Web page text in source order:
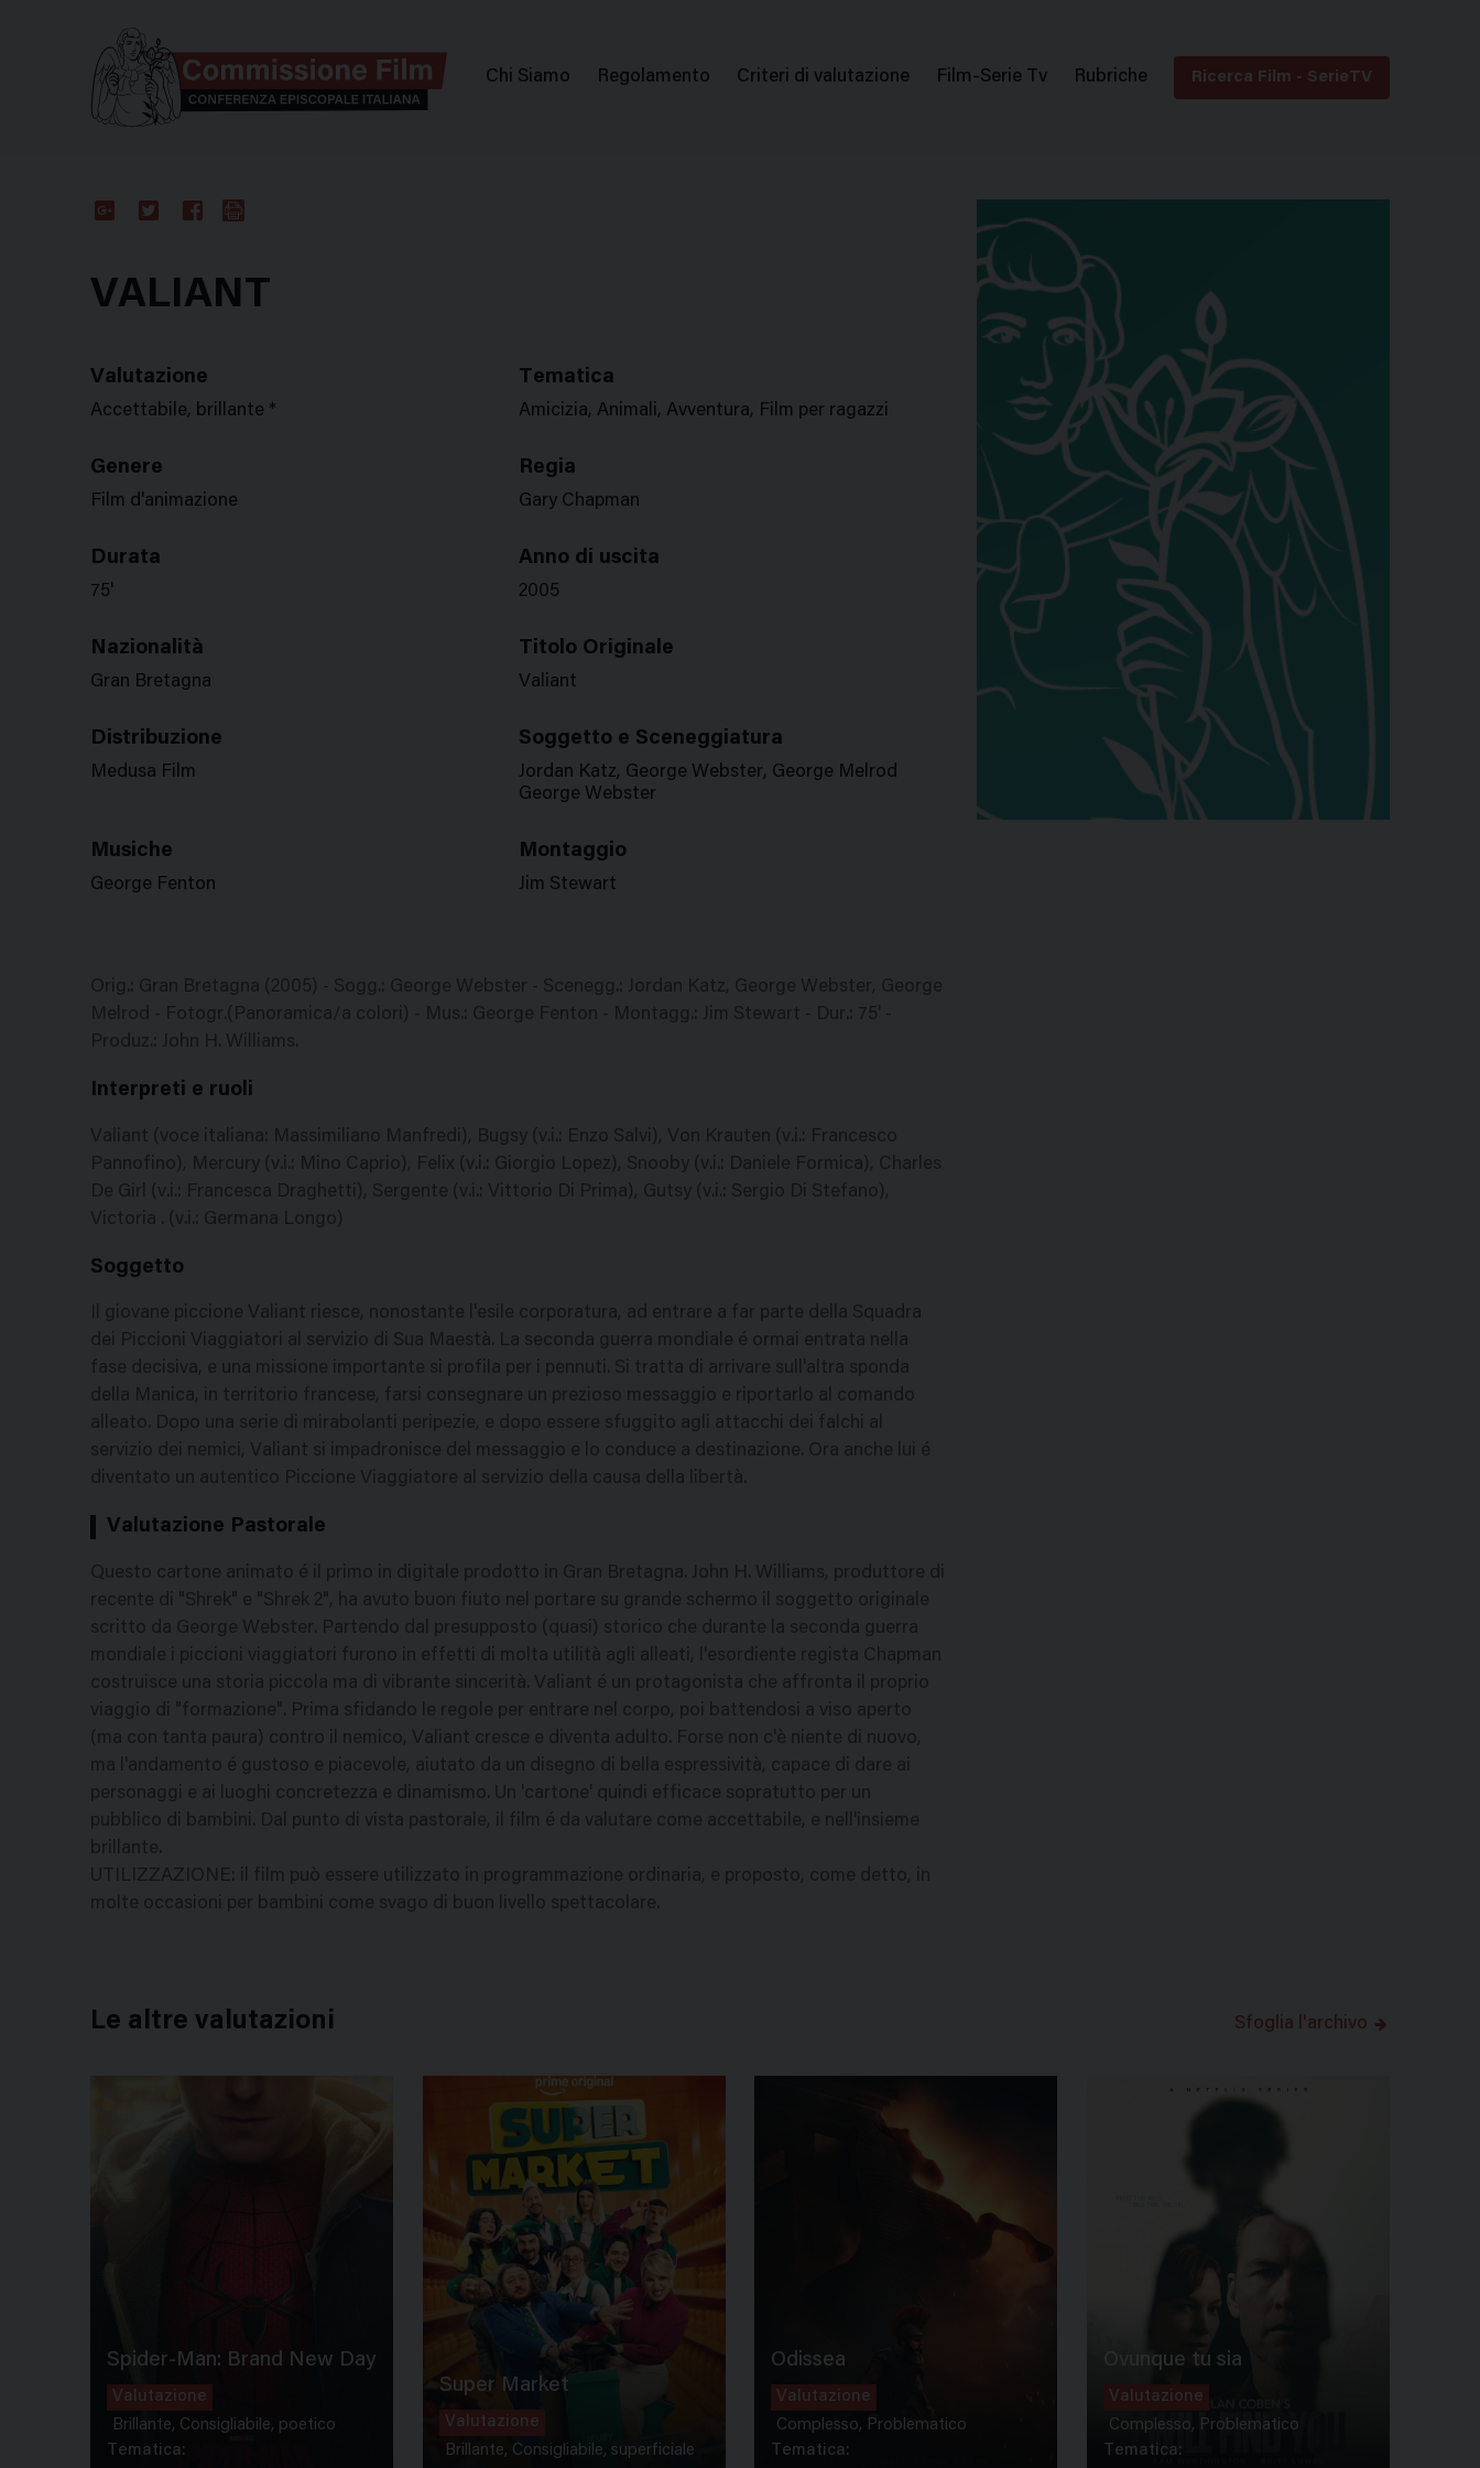
Menu
Chi Siamo Regolamento Criteri di valutazione Film-Serie Tv Rubriche Ricerca Film - SerieTV
VALIANT
Valutazione
Accettabile, brillante *
Tematica
Amicizia, Animali, Avventura, Film per ragazzi
Genere
Film d'animazione
Regia
Gary Chapman
Durata
75'
Anno di uscita
2005
Nazionalità
Gran Bretagna
Titolo Originale
Valiant
Distribuzione
Medusa Film
Soggetto e Sceneggiatura
Jordan Katz, George Webster, George Melrod
George Webster
Musiche
George Fenton
Montaggio
Jim Stewart
Orig.: Gran Bretagna (2005) - Sogg.: George Webster - Scenegg.: Jordan Katz, George Webster, George
Melrod - Fotogr.(Panoramica/a colori) - Mus.: George Fenton - Montagg.: Jim Stewart - Dur.: 75' -
Produz.: John H. Williams.
Interpreti e ruoli
Valiant (voce italiana: Massimiliano Manfredi), Bugsy (v.i.: Enzo Salvi), Von Krauten (v.i.: Francesco
Pannofino), Mercury (v.i.: Mino Caprio), Felix (v.i.: Giorgio Lopez), Snooby (v.i.: Daniele Formica), Charles
De Girl (v.i.: Francesca Draghetti), Sergente (v.i.: Vittorio Di Prima), Gutsy (v.i.: Sergio Di Stefano),
Victoria . (v.i.: Germana Longo)
Soggetto
Il giovane piccione Valiant riesce, nonostante l'esile corporatura, ad entrare a far parte della Squadra
dei Piccioni Viaggiatori al servizio di Sua Maestà. La seconda guerra mondiale é ormai entrata nella
fase decisiva, e una missione importante si profila per i pennuti. Si tratta di arrivare sull'altra sponda
della Manica, in territorio francese, farsi consegnare un prezioso messaggio e riportarlo al comando
alleato. Dopo una serie di mirabolanti peripezie, e dopo essere sfuggito agli attacchi dei falchi al
servizio dei nemici, Valiant si impadronisce del messaggio e lo conduce a destinazione. Ora anche lui é
diventato un autentico Piccione Viaggiatore al servizio della causa della libertà.
Valutazione Pastorale
Questo cartone animato é il primo in digitale prodotto in Gran Bretagna. John H. Williams, produttore di
recente di "Shrek" e "Shrek 2", ha avuto buon fiuto nel portare su grande schermo il soggetto originale
scritto da George Webster. Partendo dal presupposto (quasi) storico che durante la seconda guerra
mondiale i piccioni viaggiatori furono in effetti di molta utilità agli alleati, l'esordiente regista Chapman
costruisce una storia piccola ma di vibrante sincerità. Valiant é un protagonista che affronta il proprio
viaggio di "formazione". Prima sfidando le regole per entrare nel corpo, poi battendosi a viso aperto
(ma con tanta paura) contro il nemico, Valiant cresce e diventa adulto. Forse non c'è niente di nuovo,
ma l'andamento é gustoso e piacevole, aiutato da un disegno di bella espressività, capace di dare ai
personaggi e ai luoghi concretezza e dinamismo. Un 'cartone' quindi efficace sopratutto per un
pubblico di bambini. Dal punto di vista pastorale, il film é da valutare come accettabile, e nell'insieme
brillante.
UTILIZZAZIONE: il film può essere utilizzato in programmazione ordinaria, e proposto, come detto, in
molte occasioni per bambini come svago di buon livello spettacolare.
Le altre valutazioni Sfoglia l'archivo
Spider-Man: Brand New Day
Valutazione
Brillante, Consigliabile, poetico
Tematica:
Super Market
Valutazione
Brillante, Consigliabile, superficiale
Odissea
Valutazione
Complesso, Problematico
Tematica:
Ovunque tu sia
Valutazione
Complesso, Problematico
Tematica: